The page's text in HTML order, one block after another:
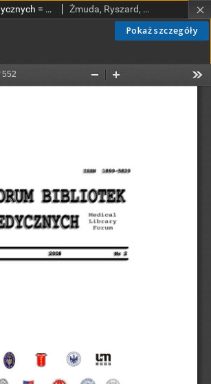
Pokaż szczegóły
Forum Bibliotek Medycznych = Medical Library Forum 2008 R. 1 nr 2 Żmuda, Ryszard, red. nacz.